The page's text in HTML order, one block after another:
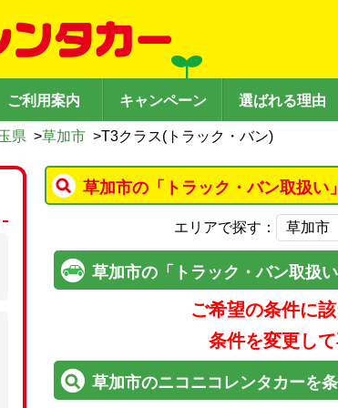
ご利用案内 キャンペーン 選ばれる理由
県 >草加市 >T3クラス(トラック・バン)
草加市の「トラック・バン取扱い
エリアで探す：
草加市の「トラック・バン取扱
ご希望の条件に
条件を変更し
草加市のニコニコレンタカーを